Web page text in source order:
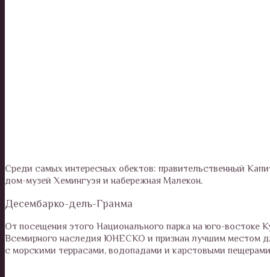
Среди самых интересных обектов: правительственный
дом-музей Хемингуэя и набережная Малекон.
Десембарко-дель-Гранма
От посещения этого Национального парка на юго-востоке
Всемирного наследия ЮНЕСКО и признан лучшим местом
с морскими террасами, водопадами и карстовыми